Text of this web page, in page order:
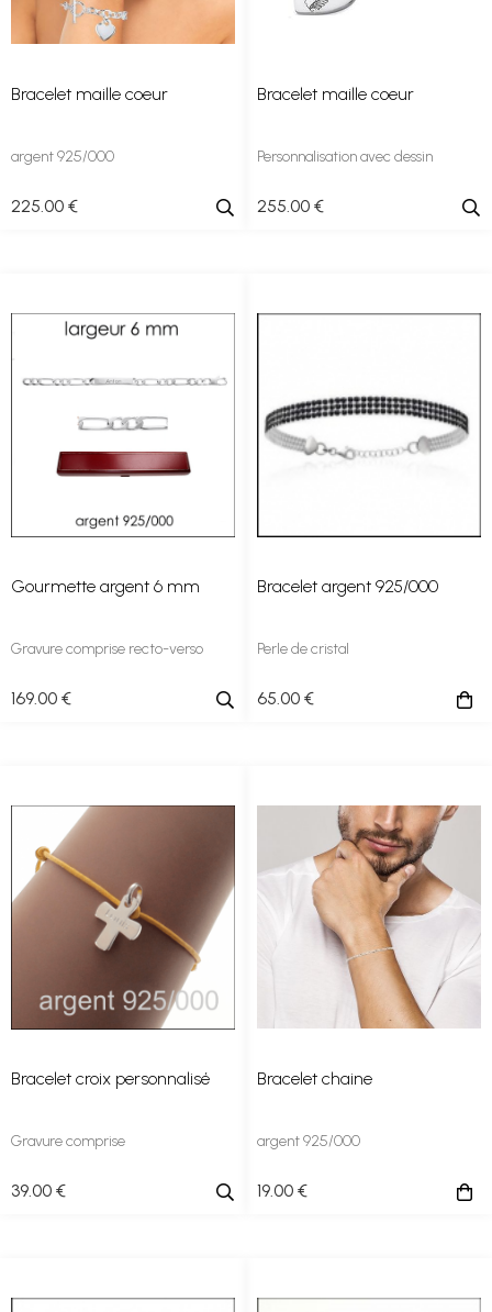
Bracelet maille coeur
argent 925/000
225.00 €
Bracelet maille coeur
Personnalisation avec dessin
255.00 €
Gourmette argent 6 mm
Gravure comprise recto-verso
169.00 €
Bracelet argent 925/000
Perle de cristal
65.00 €
Bracelet croix personnalisé
Gravure comprise
39.00 €
Bracelet chaine
argent 925/000
19.00 €